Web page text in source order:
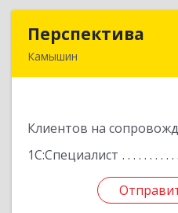
Перспектива
Камышин
Клиентов на
1С:Специалист